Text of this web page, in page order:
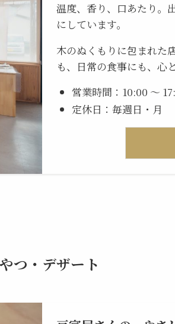
温度、香り、口あたり。
にしています。
木のぬくもりに包まれた
も、日常の食事にも、心
営業時間：10:00 ～
定休日：毎週日・月
つ・デザート